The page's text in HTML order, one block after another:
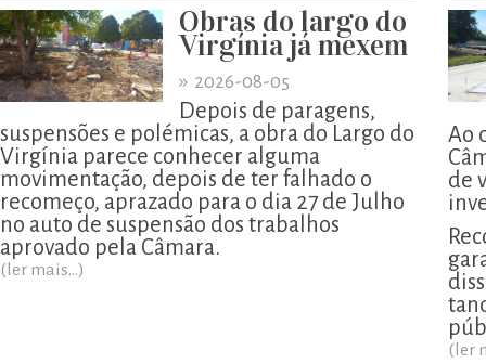
Obras do largo do
Virgínia já mexem
» 2026-08-05
Depois de paragens,
suspensões e polémicas, a obra do Largo do
Virgínia parece conhecer alguma
movimentação, depois de ter falhado o
recomeço, aprazado para o dia 27 de Julho
no auto de suspensão dos trabalhos
aprovado pela Câmara.
(ler mais...)
Ao
de
(ler